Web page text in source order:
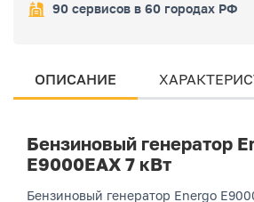
90 сервисов в 60 городах РФ
ОПИСАНИЕ
Бензиновый генератор
E9000EAX 7 кВт
Бензиновый генератор Energo